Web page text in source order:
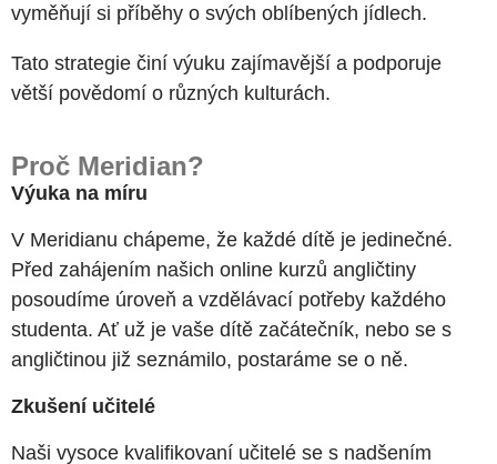
vyměňují si příběhy o svých oblíbených jídlech.
Tato strategie činí výuku zajímavější a podporuje
větší povědomí o různých kulturách.
Proč Meridian?
Výuka na míru
V Meridianu chápeme, že každé dítě je jedinečné.
Před zahájením našich online kurzů angličtiny
posoudíme úroveň a vzdělávací potřeby každého
studenta. Ať už je vaše dítě začátečník, nebo se s
angličtinou již seznámilo, postaráme se o ně.
Zkušení učitelé
Naši vysoce kvalifikovaní učitelé se s nadšením